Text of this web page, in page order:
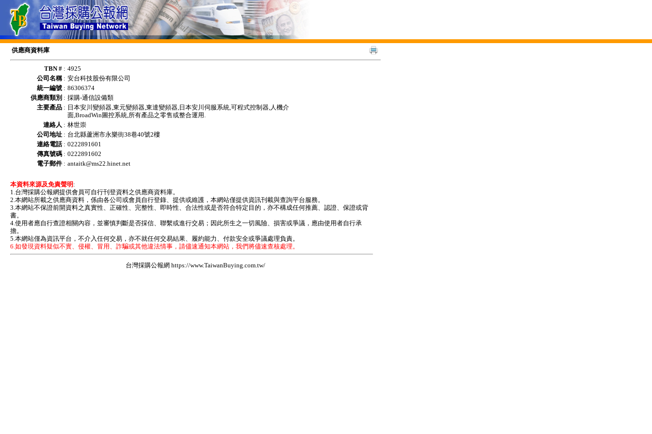
供應商資料庫
TBN # : 4925
公司名稱: 安台科技股份有限公司
統一編號 : 86306374
供應商類別 : 採購-通信設備類
主要產品 : 日本安川變頻器,東元變頻器,東達變頻器,日本安川伺服系統,可程式控制器,人機介
面,BroadWin圖控系統,所有產品之零售或整合運用.
連絡人 : 林世崇
公司地址 : 台北縣蘆洲市永樂街38巷40號2樓
連絡電話: 0222891601
傳真號碼 : 0222891602
電子郵件 : antaitk@ms22.hinet.net
本資料來源及免責聲明 :
1.台灣採購公報網提供會員可自行刊登資料之供應商資料庫。
2.本網站所載之供應商資料，係由各公司或會員自行登錄、提供或維護，本網站僅提供資訊刊載與查詢平台服務。
3.本網站不保證前開資料之真實性、正確性、完整性、即時性、合法性或是否符合特定目的，亦不構成任何推薦、認證、保證或背
書。
4.使用者應自行查證相關內容，並審慎判斷是否採信、聯繫或進行交易；因此所生之一切風險、損害或爭議，應由使用者自行承
擔。
5.本網站僅為資訊平台，不介入任何交易，亦不就任何交易結果、履約能力、付款安全或爭議處理負責。
6.如發現資料疑似不實、侵權、冒用、詐騙或其他違法情事，請儘速通知本網站，我們將儘速查核處理。
台灣採購公報網 https://www.TaiwanBuying.com.tw/